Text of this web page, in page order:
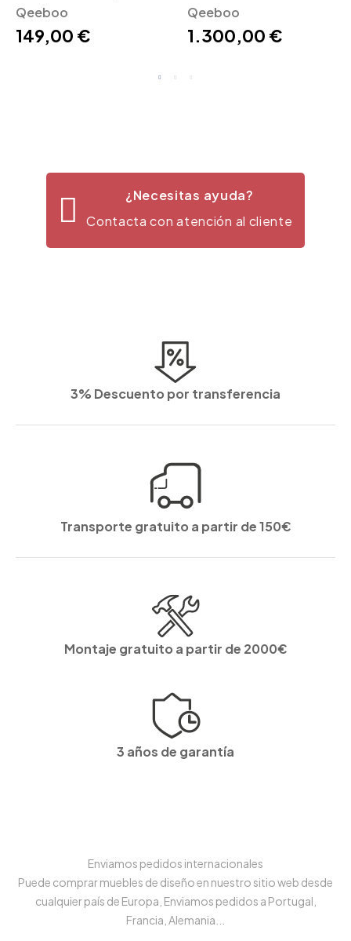
Qeeboo
Qeeboo
149,00 €
Qeeboo
Qeeboo
1.300,00 €
¿Necesitas ayuda?
Contacta con atención al cliente
3% Descuento por transferencia
Transporte gratuito a partir de 150€
Montaje gratuito a partir de 2000€
3 años de garantía
Enviamos pedidos internacionales
Puede comprar muebles de diseño en nuestro sitio web desde
cualquier país de Europa, Enviamos pedidos a Portugal,
Francia, Alemania...